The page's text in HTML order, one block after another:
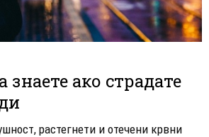
ако страдате
растегнети и отечени крвни